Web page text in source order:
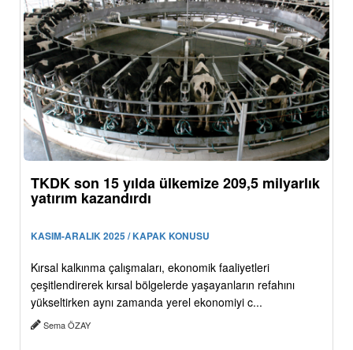
TKDK son 15 yılda ülkemize 209,5 milyarlık
yatırım kazandırdı
KASIM-ARALIK 2025 / KAPAK KONUSU
Kırsal kalkınma çalışmaları, ekonomik faaliyetleri
çeşitlendirerek kırsal bölgelerde yaşayanların refahını
yükseltirken aynı zamanda yerel ekonomiyi c...
Sema ÖZAY